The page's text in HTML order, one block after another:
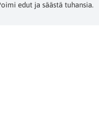
edut ja säästä tuhansia.